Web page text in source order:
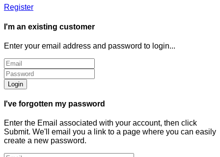
Register
I'm an existing customer
Enter your email address and password to login...
Login
I've forgotten my password
Enter the Email associated with your account, then click
Submit. We'll email you a link to a page where you can easily
create a new password.